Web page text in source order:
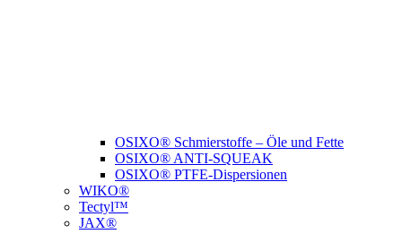
OSIXO® Schmierstoffe – Öle und Fette
OSIXO® ANTI-SQUEAK
OSIXO® PTFE-Dispersionen
WIKO®
Tectyl™
JAX®